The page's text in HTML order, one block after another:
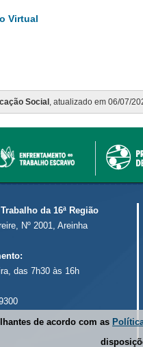
de acordo com as
Virtual
Social , atualizado em 06/07/
da 16ª Região
Nº 2001, Areinha
das 7h30 às 16h